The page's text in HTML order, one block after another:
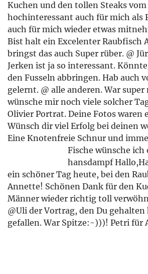
Kuchen und den tollen Steaks
hochinteressant auch für mich als
auch für mich wieder etwas
Bist halt ein Excelenter Raubfisch
bringst das auch Super rüber. @
Jerken ist ja so interessant.
den Fusseln abbringen. Hab auch
gelernt. @ alle anderen. War super
wünsche mir noch viele solcher
Olivier Portrat. Deine Fotos waren
Wünsch dir viel Erfolg bei deinen
Eine Knotenfreie Schnur und
Fische wünsche ich
hansdampf
ein schöner Tag heute, bei den
Annette! Schönen Dank für den
Männer wieder richtig toll
@Uli der Vortrag, den Du
gefallen. War Spitze:-)))! Petri für